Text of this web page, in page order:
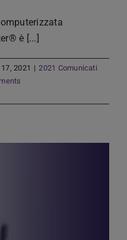
è [...]
2021 | 2021 Comunicati